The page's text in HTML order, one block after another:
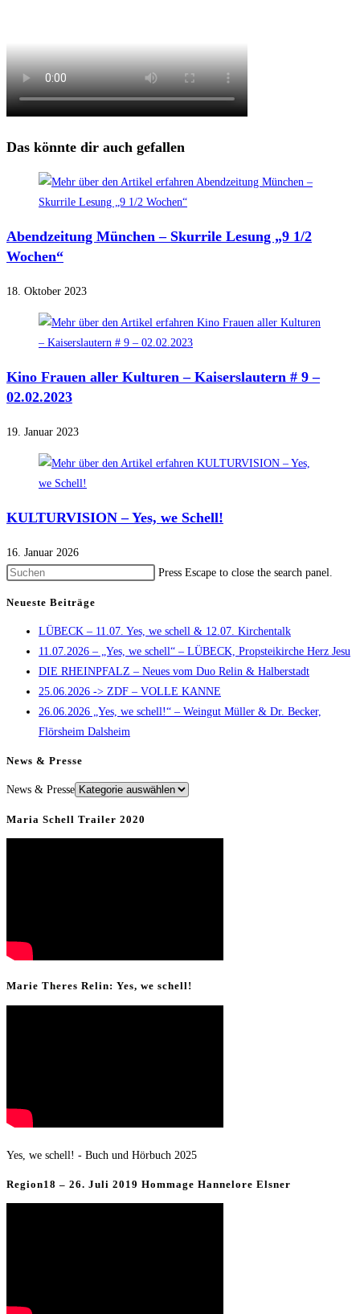
Das könnte dir auch gefallen
Abendzeitung München – Skurrile Lesung „9 1/2
Wochen“
18. Oktober 2023
Kino Frauen aller Kulturen – Kaiserslautern # 9 –
02.02.2023
19. Januar 2023
KULTURVISION – Yes, we Schell!
16. Januar 2026
Press Escape to close the search panel.
Neueste Beiträge
LÜBECK – 11.07. Yes, we schell & 12.07. Kirchentalk
11.07.2026 – „Yes, we schell“ – LÜBECK, Propsteikirche Herz Jesu
DIE RHEINPFALZ – Neues vom Duo Relin & Halberstadt
25.06.2026 -> ZDF – VOLLE KANNE
26.06.2026 „Yes, we schell!“ – Weingut Müller & Dr. Becker,
Flörsheim Dalsheim
News & Presse
News & Presse
Maria Schell Trailer 2020
Marie Theres Relin: Yes, we schell!
Yes, we schell! - Buch und Hörbuch 2025
Region18 – 26. Juli 2019 Hommage Hannelore Elsner